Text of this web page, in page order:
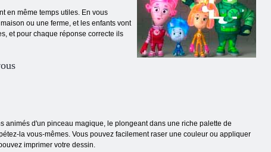
en même temps utiles. En vous
ou une ferme, et les enfants vont
et pour chaque réponse correcte ils
animés d'un pinceau magique, le plongeant dans une riche palette de
la vous-mêmes. Vous pouvez facilement raser une couleur ou appliquer
imprimer votre dessin.